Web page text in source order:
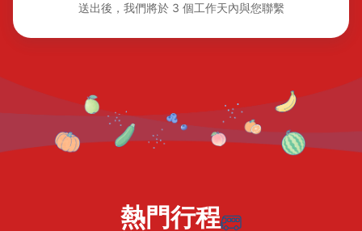
送出後，我們將於 3 個工作天內與您聯繫
熱門行程